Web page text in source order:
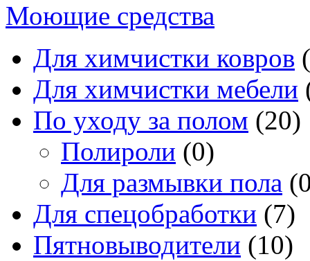
Моющие средства
Для химчистки ковров
Для химчистки мебели
По уходу за полом (20)
Полироли (0)
Для размывки пола
Для спецобработки (7)
Пятновыводители (10)